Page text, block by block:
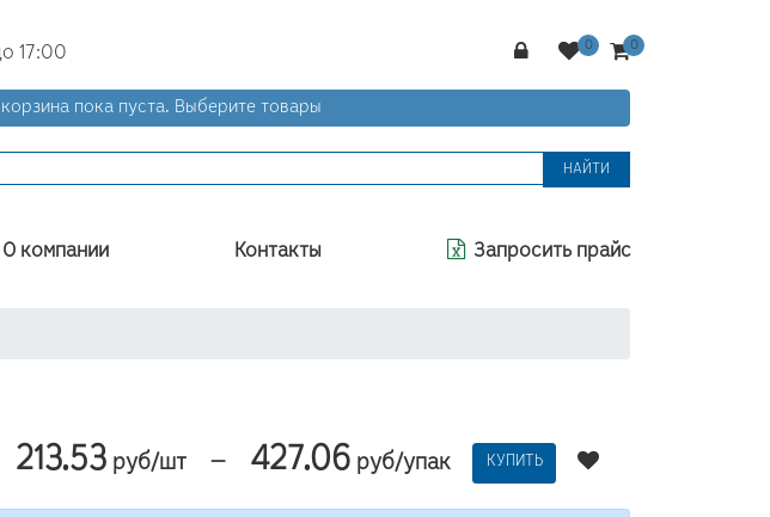
17:00
пока пуста. Выберите товары
НАЙТИ
О компании Контакты Запросить прайс
213.53 руб/шт — 427.06 руб/упак КУПИТЬ